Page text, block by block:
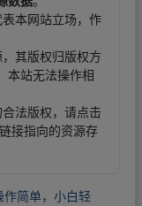
本网站立场，作
其版权归版权方
本站无法操作相
法版权，请点击
接指向的资源存
简单，小白轻